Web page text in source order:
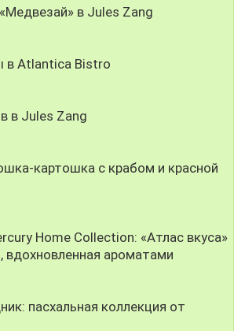
в Jules Zang
в Atlantica Bistro
в Jules Zang
картошка с крабом и красной
Home Collection: «Атлас вкуса»
вдохновленная ароматами
пасхальная коллекция от